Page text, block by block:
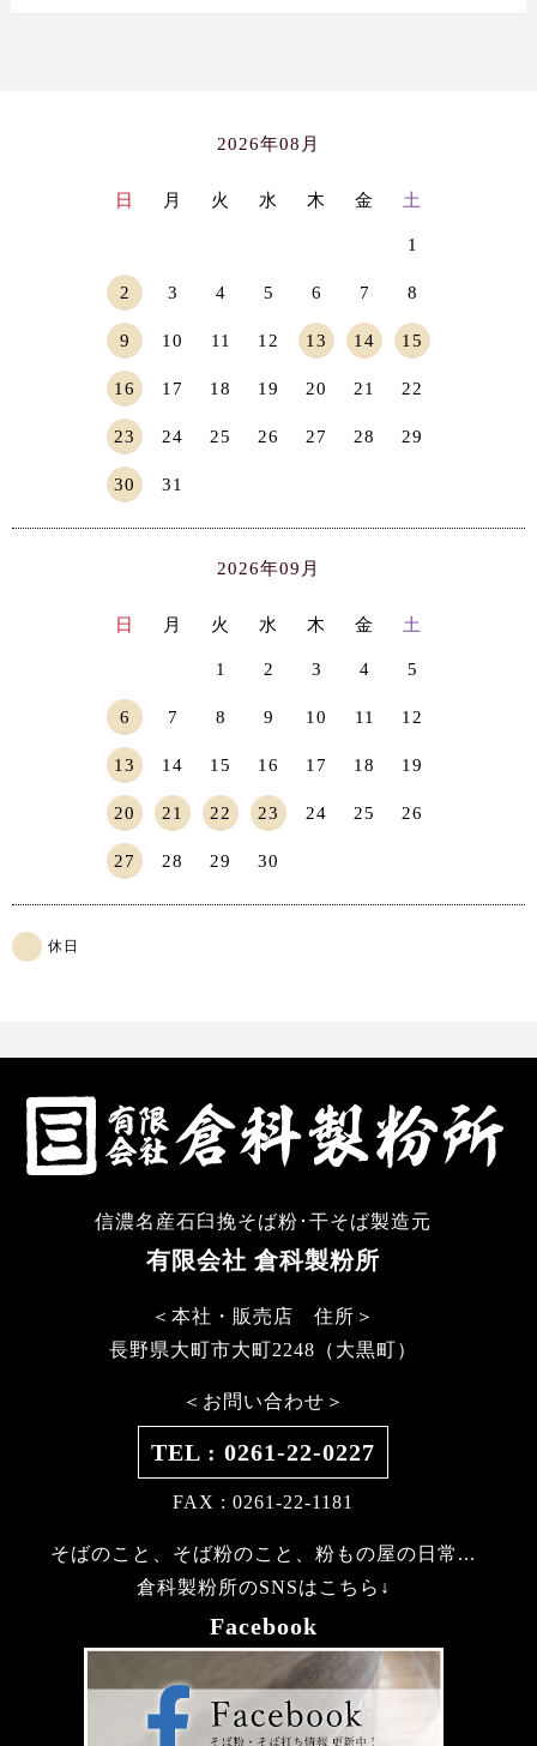
2026年08月
日 月 火 水 木 金 土
1
2 3 4 5 6 7 8
9 10 11 12 13 14 15
16 17 18 19 20 21 22
23 24 25 26 27 28 29
30 31
2026年09月
日 月 火 水 木 金 土
1 2 3 4 5
6 7 8 9 10 11 12
13 14 15 16 17 18 19
20 21 22 23 24 25 26
27 28 29 30
休日
信濃名産石臼挽そば粉･干そば製造元
有限会社 倉科製粉所
＜本社・販売店 住所＞
長野県大町市大町2248（大黒町）
＜お問い合わせ＞
TEL : 0261-22-0227
FAX : 0261-22-1181
そばのこと、そば粉のこと、粉もの屋の日常...
倉科製粉所のSNSはこちら↓
Facebook